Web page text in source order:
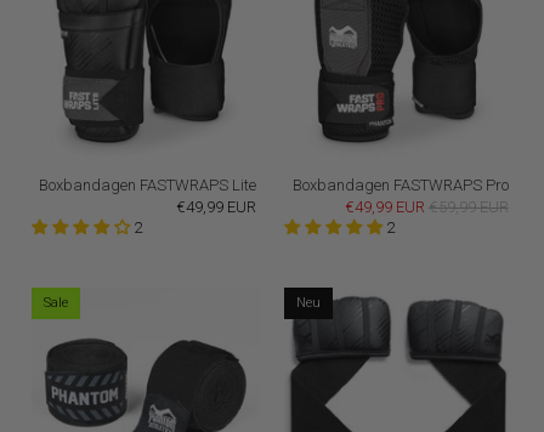
Boxbandagen FASTWRAPS Lite
€49,99 EUR
2
Boxbandagen FASTWRAPS Pro
€49,99 EUR €59,99 EUR
2
Sale Neu